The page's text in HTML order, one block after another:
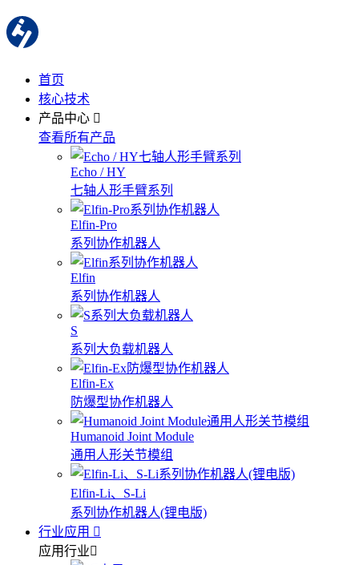
首页
核心技术
产品中心
查看所有产品
Echo / HY
七轴人形手臂系列
Elfin-Pro
系列协作机器人
Elfin
系列协作机器人
S
系列大负载机器人
Elfin-Ex
防爆型协作机器人
Humanoid Joint Module
通用人形关节模组
Elfin-Li、S-Li
系列协作机器人(锂电版)
行业应用
应用行业